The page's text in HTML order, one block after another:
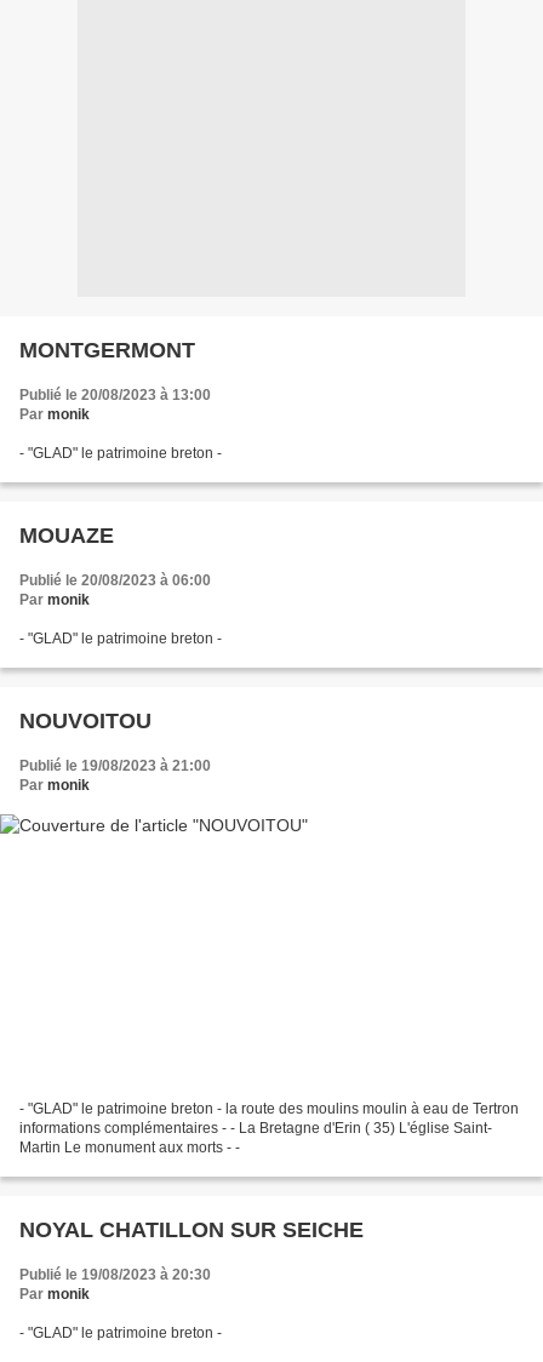
MONTGERMONT
Publié le 20/08/2023 à 13:00
Par monik
- "GLAD" le patrimoine breton -
MOUAZE
Publié le 20/08/2023 à 06:00
Par monik
- "GLAD" le patrimoine breton -
NOUVOITOU
Publié le 19/08/2023 à 21:00
Par monik
- "GLAD" le patrimoine breton - la route des moulins moulin à eau de Tertron
informations complémentaires - - La Bretagne d'Erin ( 35) L'église Saint-
Martin Le monument aux morts - -
NOYAL CHATILLON SUR SEICHE
Publié le 19/08/2023 à 20:30
Par monik
- "GLAD" le patrimoine breton -